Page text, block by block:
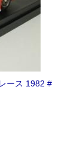
ース 1982 #